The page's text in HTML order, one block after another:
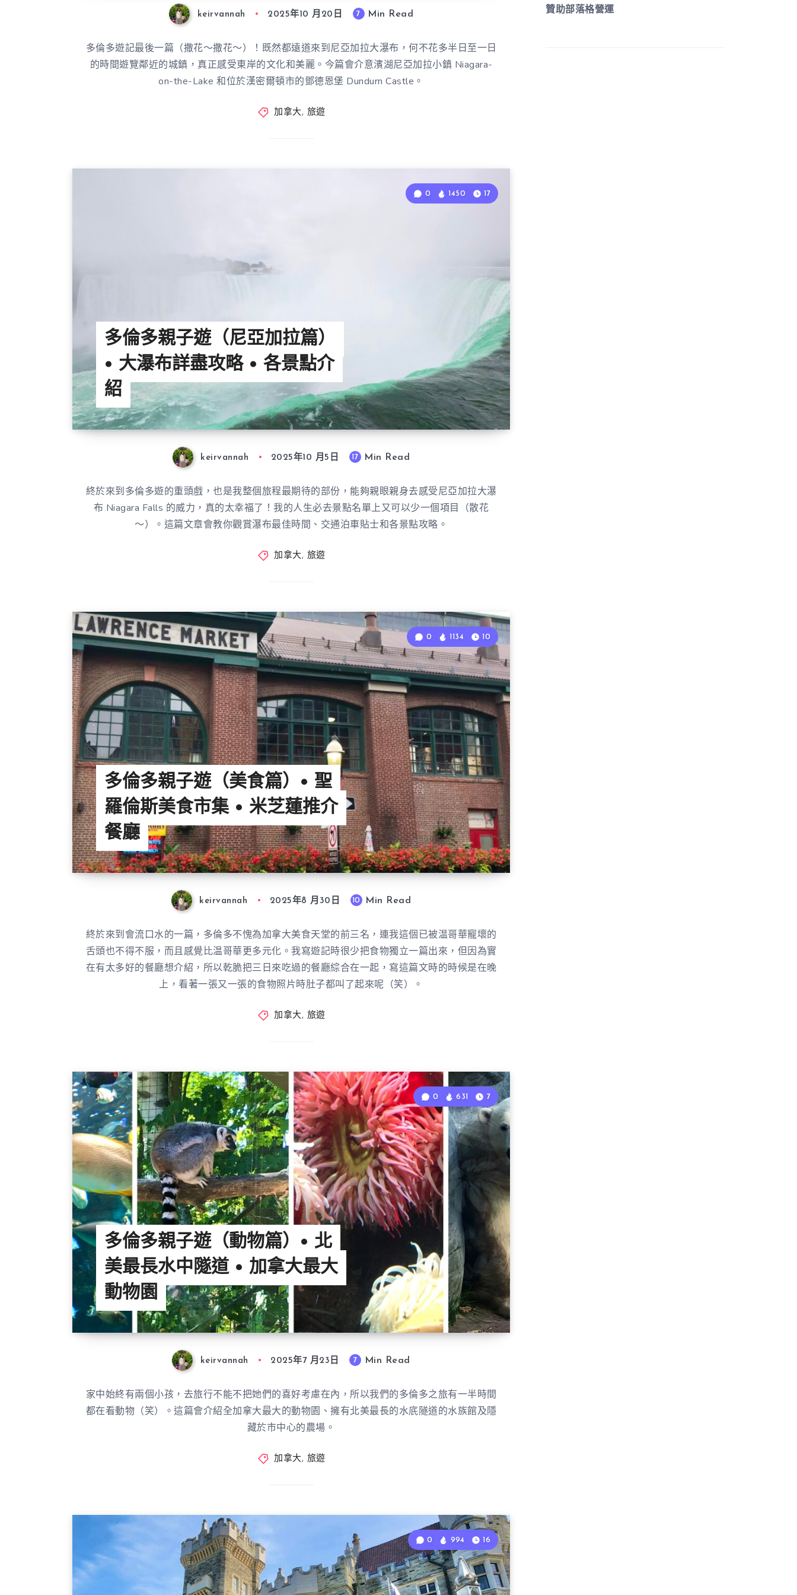
keirvannah 2025年10 月20日 7 Min Read
多倫多遊記最後一篇（撒花～撒花～）！既然都遠道來到尼亞加拉大瀑布，何不花多半日至一日
的時間遊覽鄰近的城鎮，真正感受東岸的文化和美麗。今篇會介意濱湖尼亞加拉小鎮 Niagara-
on-the-Lake 和位於漢密爾頓市的鄧德恩堡 Dundurn Castle。
加拿大, 旅遊
多倫多親子遊（尼亞加拉篇）
• 大瀑布詳盡攻略 • 各景點介
紹
0 1450 17
keirvannah 2025年10 月5日 17 Min Read
終於來到多倫多遊的重頭戲，也是我整個旅程最期待的部份，能夠親眼親身去感受尼亞加拉大瀑
布 Niagara Falls 的威力，真的太幸福了！我的人生必去景點名單上又可以少一個項目（散花
～）。這篇文章會教你觀賞瀑布最佳時間、交通泊車貼士和各景點攻略。
加拿大, 旅遊
多倫多親子遊（美食篇）• 聖
羅倫斯美食市集 • 米芝蓮推介
餐廳
0 1134 10
keirvannah 2025年8 月30日 10 Min Read
終於來到會流口水的一篇，多倫多不愧為加拿大美食天堂的前三名，連我這個已被温哥華寵壞的
舌頭也不得不服，而且感覺比温哥華更多元化。我寫遊記時很少把食物獨立一篇出來，但因為實
在有太多好的餐廳想介紹，所以乾脆把三日來吃過的餐廳綜合在一起，寫這篇文時的時候是在晚
上，看著一張又一張的食物照片時肚子都叫了起來呢（笑）。
加拿大, 旅遊
多倫多親子遊（動物篇）• 北
美最長水中隧道 • 加拿大最大
動物園
0 631 7
keirvannah 2025年7 月23日 7 Min Read
家中始終有兩個小孩，去旅行不能不把她們的喜好考慮在內，所以我們的多倫多之旅有一半時間
都在看動物（笑）。這篇會介紹全加拿大最大的動物園、擁有北美最長的水㡳隧道的水族館及隱
藏於市中心的農場。
加拿大, 旅遊
0 994 16
贊助部落格營運